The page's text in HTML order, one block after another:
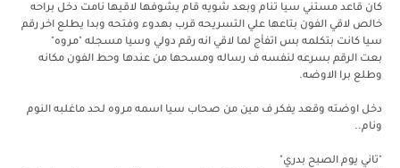
كان قاعد مستني سيا تنام وبعد شويه قام يشوفها لاقيها نامت دخل براحه
خالص لاقي الفون بتاعها علي التسريحه قرب بهدوء وفتحه وبدا يطلع اخر رقم
سيا كانت بتكلمه بس اتفأج لما لاقي انه رقم دولي وسيا مسجله "مروه"
بعت الرقم بسرعه لنفسه ف رساله ومسحها من عندها وحط الفون مكانه
وطلع برا الاوضه.
دخل اوضته وقعد يفكر ف مين من صحاب سيا اسمه مروه لحد ماغلبه النوم
ونام..
"تاني يوم الصبح بدري"